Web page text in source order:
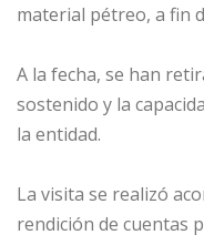
material pétreo, a fin
A la fecha, se han
sostenido y la
la entidad.
La visita se realizó
rendición de cuentas